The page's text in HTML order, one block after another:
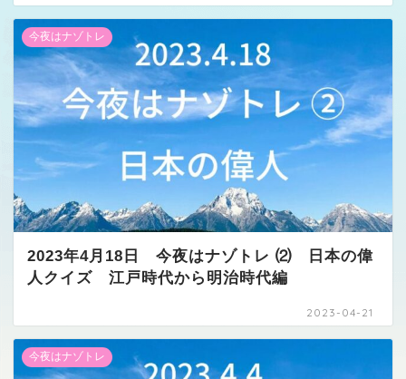
今夜はナゾトレ
2023年4月18日 今夜はナゾトレ ⑵ 日本の偉
人クイズ 江戸時代から明治時代編
2023-04-21
今夜はナゾトレ